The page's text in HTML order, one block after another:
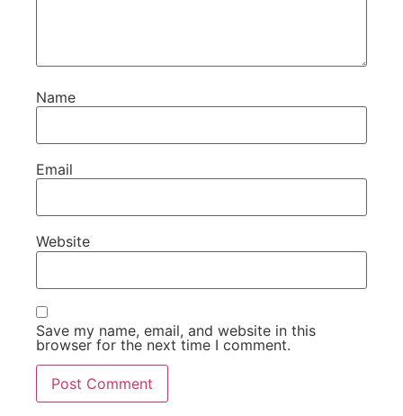
Name
Email
Website
Save my name, email, and website in this
browser for the next time I comment.